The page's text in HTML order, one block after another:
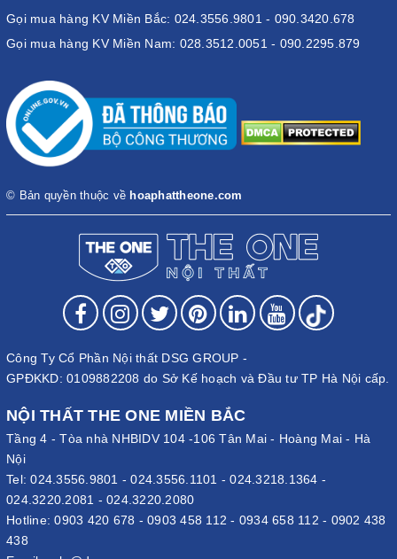
Gọi mua hàng KV Miền Bắc: 024.3556.9801 - 090.3420.678
Gọi mua hàng KV Miền Nam: 028.3512.0051 - 090.2295.879
© Bản quyền thuộc về hoaphattheone.com
Công Ty Cổ Phần Nội thất DSG GROUP -
GPĐKKD: 0109882208 do Sở Kế hoạch và Đầu tư TP Hà Nội cấp.
NỘI THẤT THE ONE MIỀN BẮC
Tầng 4 - Tòa nhà NHBIDV 104 -106 Tân Mai - Hoàng Mai - Hà
Nội
Tel:024.3556.9801 -024.3556.1101 -024.3218.1364 -
024.3220.2081 - 024.3220.2080
Hotline:0903 420 678 - 0903 458 112 - 0934 658 112 - 0902 438
438